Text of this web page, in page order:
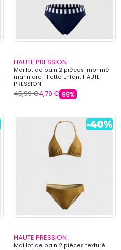
HAUTE PRESSION
Maillot de bain 2 pièces imprimé
marinière fillette Enfant HAUTE
PRESSION
45,99 €4,79 € 89%
HAUTE PRESSION
Maillot de bain 2 pièces texturé